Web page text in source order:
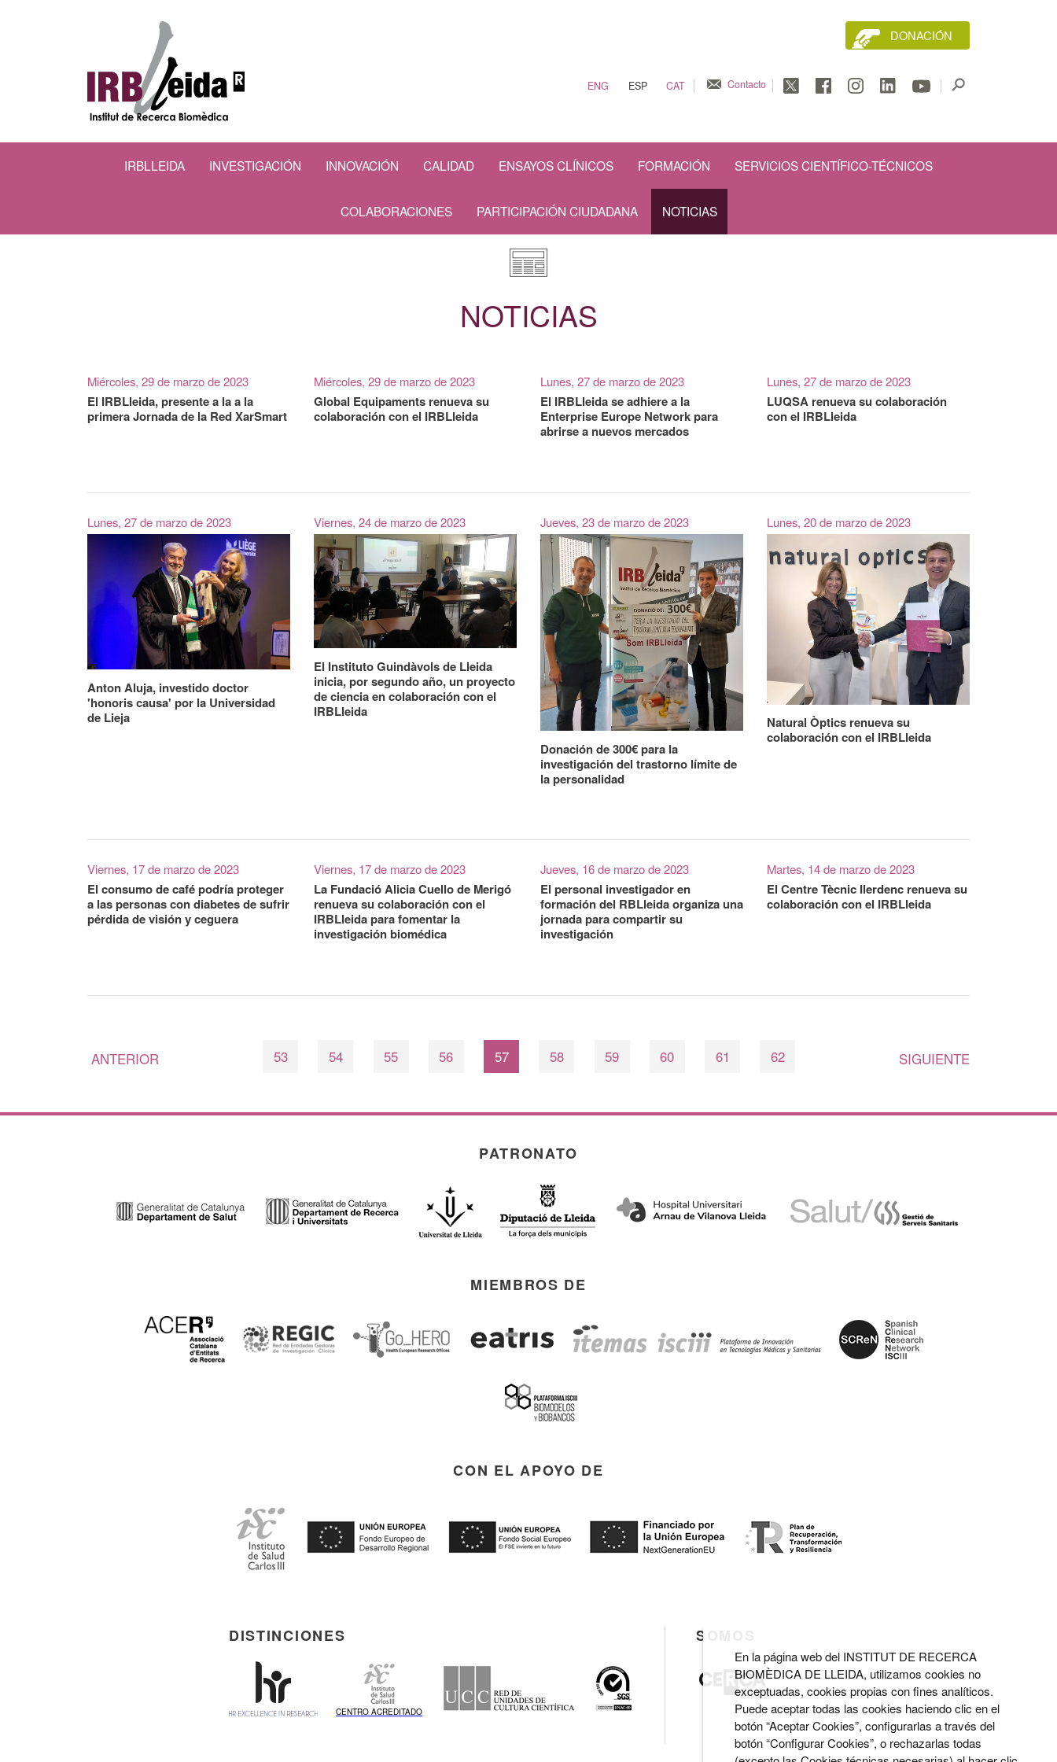
DONACIÓN
ENG ESP CAT Contacto
IRBLLEIDA INVESTIGACIÓN INNOVACIÓN CALIDAD ENSAYOS CLÍNICOS FORMACIÓN SERVICIOS CIENTÍFICO-TÉCNICOS
COLABORACIONES PARTICIPACIÓN CIUDADANA NOTICIAS
NOTICIAS
Miércoles, 29 de marzo de 2023
El IRBLleida, presente a la a la
primera Jornada de la Red XarSmart
Miércoles, 29 de marzo de 2023
Global Equipaments renueva su
colaboración con el IRBLleida
Lunes, 27 de marzo de 2023
El IRBLleida se adhiere a la
Enterprise Europe Network para
abrirse a nuevos mercados
Lunes, 27 de marzo de 2023
LUQSA renueva su colaboración
con el IRBLleida
Lunes, 27 de marzo de 2023
Anton Aluja, investido doctor
'honoris causa' por la Universidad
de Lieja
Viernes, 24 de marzo de 2023
El Instituto Guindàvols de Lleida
inicia, por segundo año, un proyecto
de ciencia en colaboración con el
IRBLleida
Jueves, 23 de marzo de 2023
Donación de 300€ para la
investigación del trastorno límite de
la personalidad
Lunes, 20 de marzo de 2023
Natural Òptics renueva su
colaboración con el IRBLleida
Viernes, 17 de marzo de 2023
El consumo de café podría proteger
a las personas con diabetes de sufrir
pérdida de visión y ceguera
Viernes, 17 de marzo de 2023
La Fundació Alicia Cuello de Merigó
renueva su colaboración con el
IRBLleida para fomentar la
investigación biomédica
Jueves, 16 de marzo de 2023
El personal investigador en
formación del RBLleida organiza una
jornada para compartir su
investigación
Martes, 14 de marzo de 2023
El Centre Tècnic Ilerdenc renueva su
colaboración con el IRBLleida
ANTERIOR 53 54 55 56 57 58 59 60 61 62 SIGUIENTE
PATRONATO
MIEMBROS DE
CON EL APOYO DE
DISTINCIONES
CENTRO ACREDITADO
SOMOS
En la página web del INSTITUT DE RECERCA
BIOMÈDICA DE LLEIDA, utilizamos cookies no
exceptuadas, cookies propias con fines analíticos.
Puede aceptar todas las cookies haciendo clic en el
botón “Aceptar Cookies”, configurarlas a través del
botón “Configurar Cookies”, o rechazarlas todas